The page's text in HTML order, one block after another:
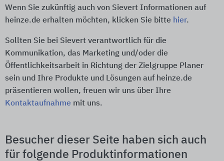
Wenn Sie zukünftig auch von Sievert Informationen auf
heinze.de erhalten möchten, klicken Sie bitte hier.
Sollten Sie bei Sievert verantwortlich für die
Kommunikation, das Marketing und/oder die
Öffentlichkeitsarbeit in Richtung der Zielgruppe Planer
sein und Ihre Produkte und Lösungen auf heinze.de
präsentieren wollen, freuen wir uns über Ihre
Kontaktaufnahme mit uns.
Besucher dieser Seite haben sich auch
für folgende Produktinformationen